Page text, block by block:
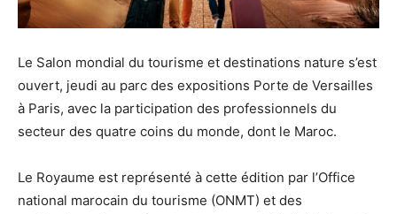
Le Salon mondial du tourisme et destinations nature s’est
ouvert, jeudi au parc des expositions Porte de Versailles
à Paris, avec la participation des professionnels du
secteur des quatre coins du monde, dont le Maroc.
Le Royaume est représenté à cette édition par l’Office
national marocain du tourisme (ONMT) et des